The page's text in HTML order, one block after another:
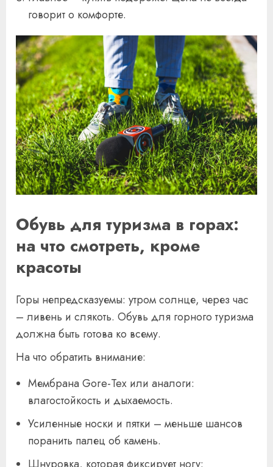
говорит о комфорте.
Обувь для туризма в горах:
на что смотреть, кроме
красоты
Горы непредсказуемы: утром солнце, через час
– ливень и слякоть. Обувь для горного туризма
должна быть готова ко всему.
На что обратить внимание:
Мембрана Gore-Tex или аналоги:
влагостойкость и дыхаемость.
Усиленные носки и пятки – меньше шансов
поранить палец об камень.